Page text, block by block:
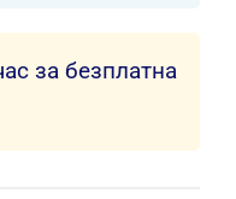
за безплатна